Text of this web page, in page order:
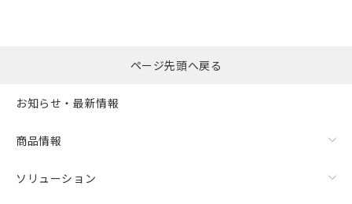
ページ先頭へ戻る
お知らせ・最新情報
商品情報
ソリューション